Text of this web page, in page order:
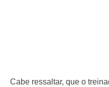
Cabe ressaltar, que o